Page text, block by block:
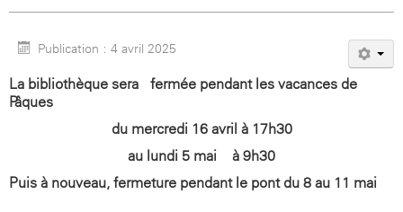
Publication : 4 avril 2025
La bibliothèque sera fermée pendant les vacances de
Pâques
du mercredi 16 avril à 17h30
au lundi 5 mai à 9h30
Puis à nouveau, fermeture pendant le pont du 8 au 11 mai